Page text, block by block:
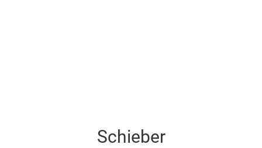
Schieber